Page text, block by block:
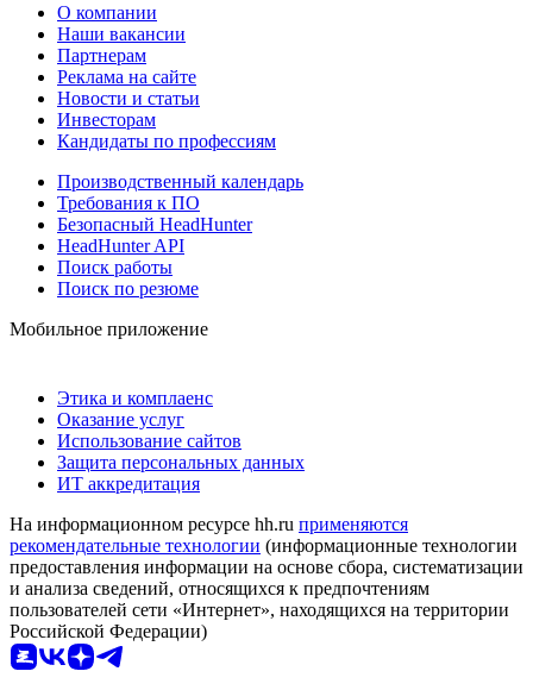
О компании
Наши вакансии
Партнерам
Реклама на сайте
Новости и статьи
Инвесторам
Кандидаты по профессиям
Производственный календарь
Требования к ПО
Безопасный HeadHunter
HeadHunter API
Поиск работы
Поиск по резюме
Мобильное приложение
Этика и комплаенс
Оказание услуг
Использование сайтов
Защита персональных данных
ИТ аккредитация
На информационном ресурсе hh.ru применяются
рекомендательные технологии (информационные технологии
предоставления информации на основе сбора, систематизации
и анализа сведений, относящихся к предпочтениям
пользователей сети «Интернет», находящихся на территории
Российской Федерации)